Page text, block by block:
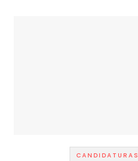
CANDIDATURAS